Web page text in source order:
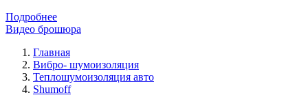
Подробнее
Видео брошюра
Главная
Вибро- шумоизоляция
Теплошумоизоляция авто
Shumoff